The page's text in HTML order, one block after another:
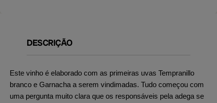
DESCRIÇÃO
Este vinho é elaborado com as primeiras uvas Tempranillo
branco e Garnacha a serem vindimadas. Tudo começou com
uma pergunta muito clara que os responsáveis pela adega se